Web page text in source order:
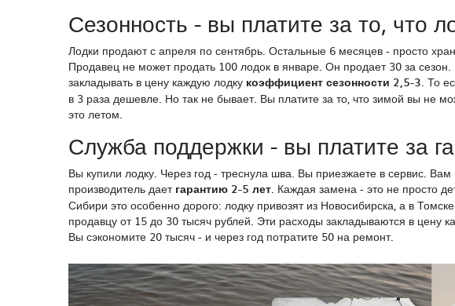
Сезонность - вы платите за то, что
Лодки продают с апреля по сентябрь. Остальные 6 месяцев - просто
Продавец не может продать 100 лодок в январе. Он продает 30 за
закладывать в цену каждую лодку коэффициент сезонности 2,5-3 . То
в 3 раза дешевле. Но так не бывает. Вы платите за то, что зимой вы не
это летом.
Служба поддержки - вы платите за
Вы купили лодку. Через год - треснула шва. Вы приезжаете в сервис.
производитель дает гарантию 2-5 лет . Каждая замена - это не просто
Сибири это особенно дорого: лодку привозят из Новосибирска, а в
продавцу от 15 до 30 тысяч рублей. Эти расходы закладываются в цену
Вы сэкономите 20 тысяч - и через год потратите 50 на ремонт.